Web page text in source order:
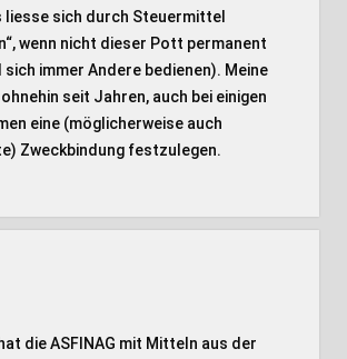
liesse sich durch Steuermittel
wenn nicht dieser Pott permanent
sich immer Andere bedienen). Meine
seit Jahren, auch bei einigen
eine (möglicherweise auch
Zweckbindung festzulegen.
die ASFINAG mit Mitteln aus der